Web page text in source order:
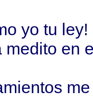
yo tu ley!
medito en